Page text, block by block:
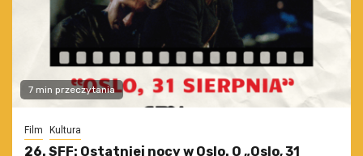
7 min przeczytania
Film Kultura
26. SFF: Ostatniej nocy w Oslo. O „Oslo, 31